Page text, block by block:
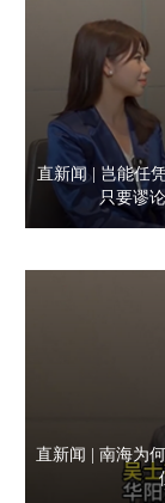
直新闻 | 岂能任
只要谬
直新闻 | 南海为